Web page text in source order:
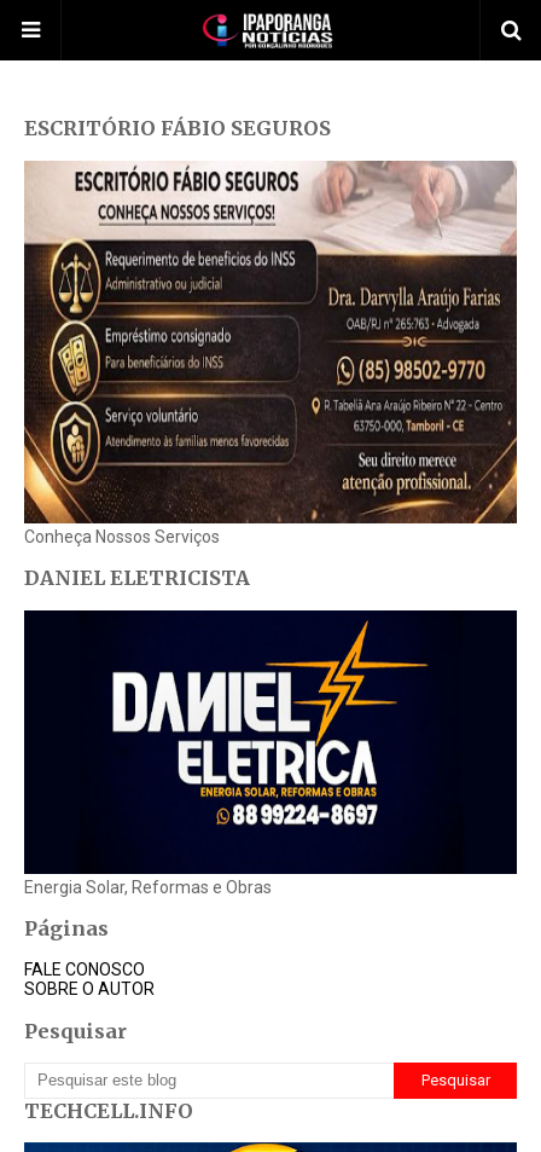
ESCRITÓRIO FÁBIO SEGUROS
Conheça Nossos Serviços
DANIEL ELETRICISTA
Energia Solar, Reformas e Obras
Páginas
FALE CONOSCO
SOBRE O AUTOR
Pesquisar
TECHCELL.INFO